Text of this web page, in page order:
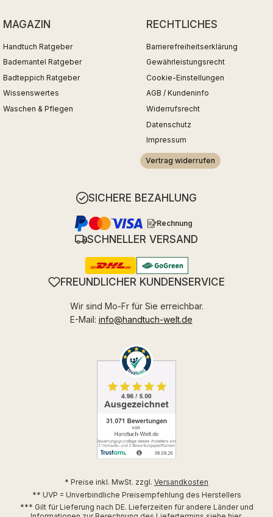
MAGAZIN
Handtuch Ratgeber
Bademantel Ratgeber
Badteppich Ratgeber
Wissenswertes
Waschen & Pflegen
RECHTLICHES
Barrierefreiheitserklärung
Gewährleistungsrecht
Cookie-Einstellungen
AGB / Kundeninfo
Widerrufsrecht
Datenschutz
Impressum
Vertrag widerrufen
SICHERE BEZAHLUNG
Rechnung
SCHNELLER VERSAND
FREUNDLICHER KUNDENSERVICE
Wir sind Mo-Fr für Sie erreichbar.
E-Mail: info@handtuch-welt.de
* Preise inkl. MwSt. zzgl. Versandkosten
** UVP = Unverbindliche Preisempfehlung des Herstellers
*** Gilt für Lieferung nach DE. Lieferzeiten für andere Länder und